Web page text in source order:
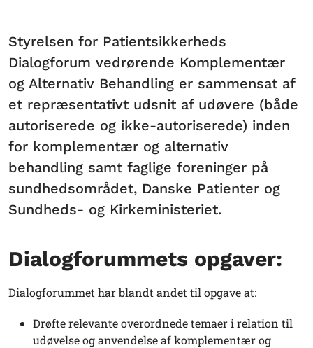
Styrelsen for Patientsikkerheds
Dialogforum vedrørende Komplementær
og Alternativ Behandling er sammensat af
et repræsentativt udsnit af udøvere (både
autoriserede og ikke-autoriserede) inden
for komplementær og alternativ
behandling samt faglige foreninger på
sundhedsområdet, Danske Patienter og
Sundheds- og Kirkeministeriet.
Dialogforummets opgaver:
Dialogforummet har blandt andet til opgave at:
Drøfte relevante overordnede temaer i relation til
udøvelse og anvendelse af komplementær og